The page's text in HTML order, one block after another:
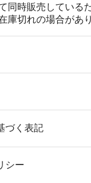
同時販売している
庫切れの場合があ
づく表記
シー